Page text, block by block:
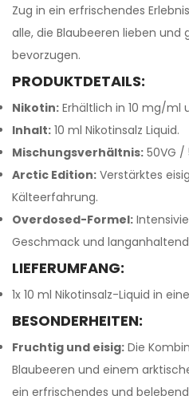
Zug in ein erfrischendes
alle, die Blaubeeren lieben und
bevorzugen.
PRODUKTDETAILS:
Nikotin: Erhältlich in 10 mg/ml
Inhalt: 10 ml Nikotinsalz Liquid.
Mischungsverhältnis: 50VG /
Arctic Edition: Verstärktes
Kälteerfahrung.
Overdosed-Formel:
Geschmack und
LIEFERUMFANG:
1x 10 ml Nikotinsalz-Liquid in
BESONDERHEITEN:
Fruchtig und eisig: Die
Blaubeeren und einem
ein erfrischendes und